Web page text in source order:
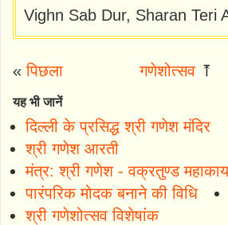
Vighn Sab Dur, Sharan Teri
«पिछला गणेशोत्सव ⤒
यह भी जानें
दिल्ली के प्रसिद्ध श्री गणेश मंदिर
श्री गणेश आरती
मंत्र: श्री गणेश - वक्रतुण्ड महाकाय
पारंपरिक मोदक बनाने की विधि
श्री गणेशोत्सव विशेषांक